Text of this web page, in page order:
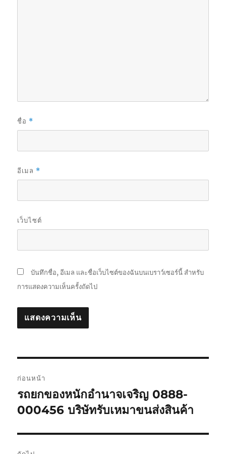
ชื่อ *
อีเมล *
เว็บไซต์
บันทึกชื่อ, อีเมล และชื่อเว็บไซต์ของฉันบนเบราว์เซอร์นี้ สำหรับ
การแสดงความเห็นครั้งถัดไป
เรื่อง
ก่อนหน้า
เรื่อง
ก่อน
รถยกของหนักอำนาจเจริญ 0888-
000456 บริษัทรับเหมาขนส่งสินค้า